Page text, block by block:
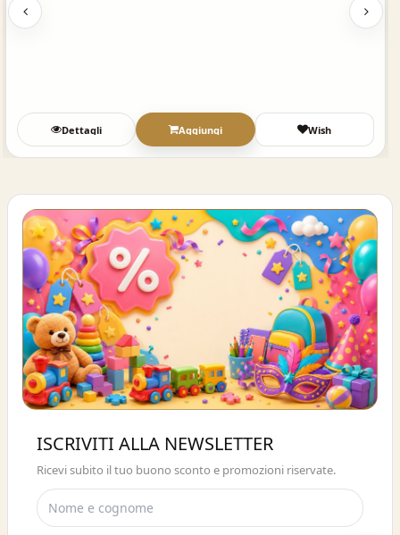
Dettagli Aggiungi Wish
ISCRIVITI E OTTIENI SUBITO UNO
SCONTO DEL 10%
ISCRIVITI ALLA NEWSLETTER
Ricevi subito il tuo buono sconto e promozioni riservate.